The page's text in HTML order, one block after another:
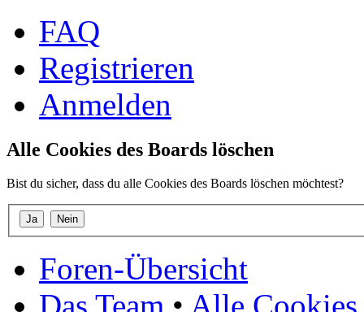
FAQ
Registrieren
Anmelden
Alle Cookies des Boards löschen
Bist du sicher, dass du alle Cookies des Boards löschen möchtest?
Foren-Übersicht